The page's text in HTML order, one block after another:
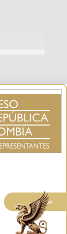
Conoce GOV.CO
Aceptar